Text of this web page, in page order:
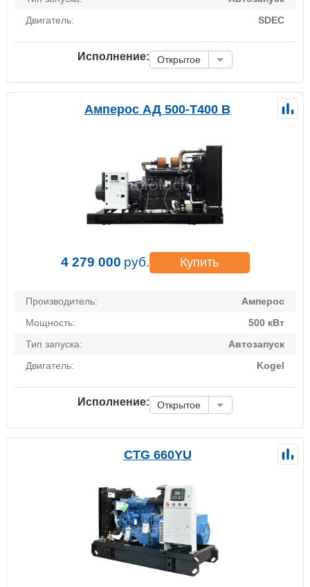
Двигатель:
SDEC
Исполнение: Открытое
Амперос АД 500-Т400 B
4 279 000 руб. Купить
Производитель:
Амперос
Мощность:
500 кВт
Тип запуска:
Автозапуск
Двигатель:
Kogel
Исполнение: Открытое
CTG 660YU